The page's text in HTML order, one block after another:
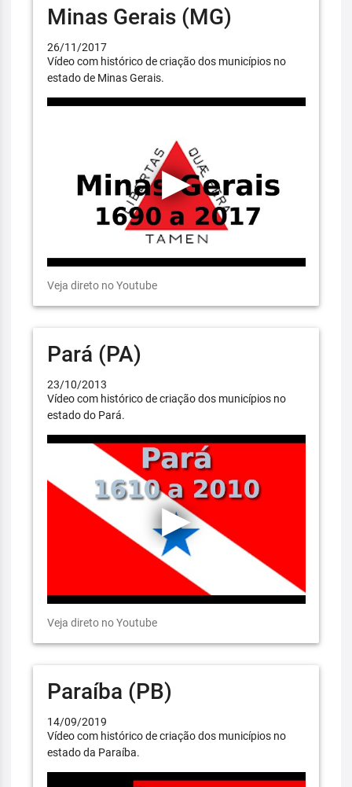
Minas Gerais (MG)
26/11/2017
Vídeo com histórico de criação dos municípios no
estado de Minas Gerais.
Veja direto no Youtube
Pará (PA)
23/10/2013
Vídeo com histórico de criação dos municípios no
estado do Pará.
Veja direto no Youtube
Paraíba (PB)
14/09/2019
Vídeo com histórico de criação dos municípios no
estado da Paraíba.